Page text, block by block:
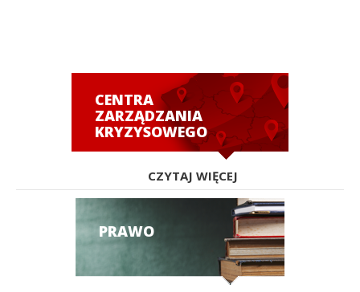
CENTRA
ZARZĄDZANIA
KRYZYSOWEGO
CZYTAJ WIĘCEJ
PRAWO